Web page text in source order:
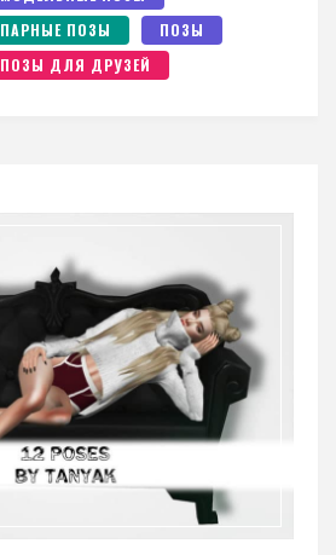
ПАРНЫЕ ПОЗЫ
ПОЗЫ
ПОЗЫ ДЛЯ ДРУЗЕЙ